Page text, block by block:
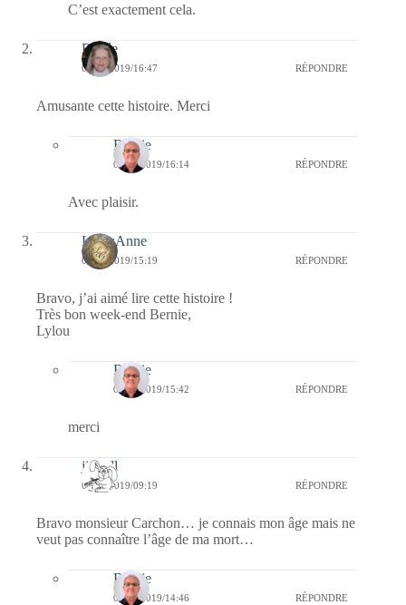
C’est exactement cela.
Renée
06/12/2019/16:47 RÉPONDRE
Amusante cette histoire. Merci
Bernie
08/12/2019/16:14 RÉPONDRE
Avec plaisir.
LylouAnne
06/12/2019/15:19 RÉPONDRE
Bravo, j’ai aimé lire cette histoire !
Très bon week-end Bernie,
Lylou
Bernie
06/12/2019/15:42 RÉPONDRE
merci
jill bill
06/12/2019/09:19 RÉPONDRE
Bravo monsieur Carchon… je connais mon âge mais ne
veut pas connaître l’âge de ma mort…
Bernie
06/12/2019/14:46 RÉPONDRE